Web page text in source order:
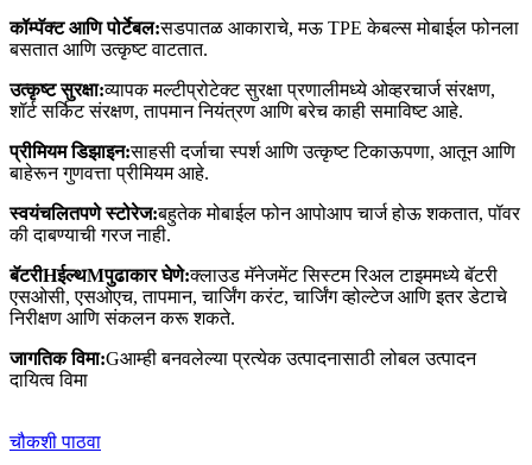
कॉम्पॅक्ट आणि पोर्टेबल:सडपातळ आकाराचे, मऊ TPE केबल्स मोबाईल फोनला
बसतात आणि उत्कृष्ट वाटतात.
उत्कृष्ट सुरक्षा:व्यापक मल्टीप्रोटेक्ट सुरक्षा प्रणालीमध्ये ओव्हरचार्ज संरक्षण,
शॉर्ट सर्किट संरक्षण, तापमान नियंत्रण आणि बरेच काही समाविष्ट आहे.
प्रीमियम डिझाइन:साहसी दर्जाचा स्पर्श आणि उत्कृष्ट टिकाऊपणा, आतून आणि
बाहेरून गुणवत्ता प्रीमियम आहे.
स्वयंचलितपणे स्टोरेज:बहुतेक मोबाईल फोन आपोआप चार्ज होऊ शकतात, पॉवर
की दाबण्याची गरज नाही.
बॅटरीHईल्थMपुढाकार घेणे:क्लाउड मॅनेजमेंट सिस्टम रिअल टाइममध्ये बॅटरी
एसओसी, एसओएच, तापमान, चार्जिंग करंट, चार्जिंग व्होल्टेज आणि इतर डेटाचे
निरीक्षण आणि संकलन करू शकते.
जागतिक विमा:Gआम्ही बनवलेल्या प्रत्येक उत्पादनासाठी लोबल उत्पादन
दायित्व विमा
चौकशी पाठवा